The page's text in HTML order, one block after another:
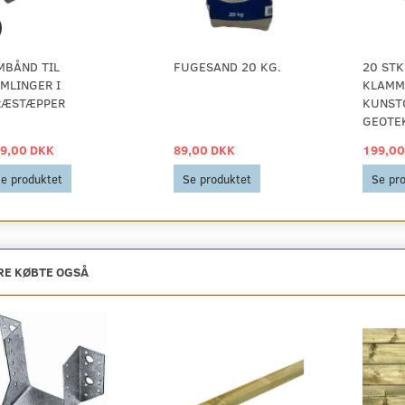
TIL
I
DKK
produktet
FUGESAND 20 KG.
89,00 DKK
Se produktet
20
Se
KØBTE OGSÅ